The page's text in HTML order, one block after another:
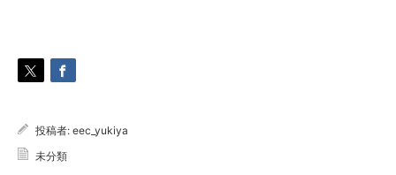
投稿者: eec_yukiya
未分類